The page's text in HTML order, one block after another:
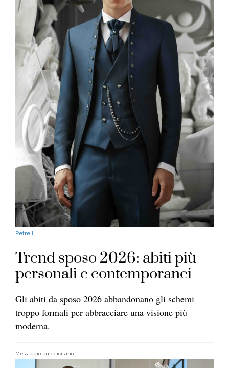
Petrelli
Trend sposo 2026: abiti più
personali e contemporanei
Gli abiti da sposo 2026 abbandonano gli schemi
troppo formali per abbracciare una visione più
moderna.
Messaggio pubblicitario